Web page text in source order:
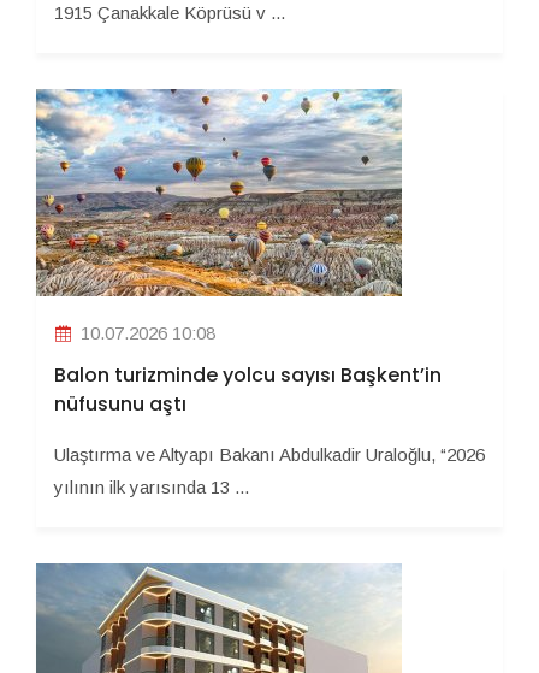
1915 Çanakkale Köprüsü v ...
10.07.2026 10:08
Balon turizminde yolcu sayısı Başkent’in
nüfusunu aştı
Ulaştırma ve Altyapı Bakanı Abdulkadir Uraloğlu, “2026
yılının ilk yarısında 13 ...